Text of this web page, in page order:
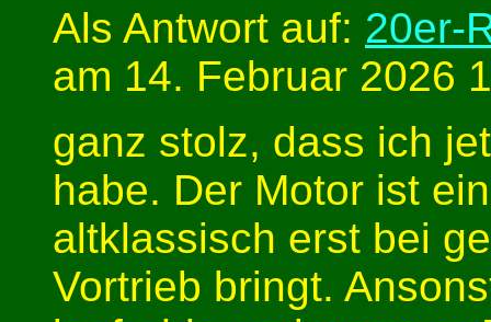
Als Antwort auf: 20er-
am 14. Februar 2026
ganz stolz, dass ich
habe. Der Motor ist
altklassisch erst bei
Vortrieb bringt.